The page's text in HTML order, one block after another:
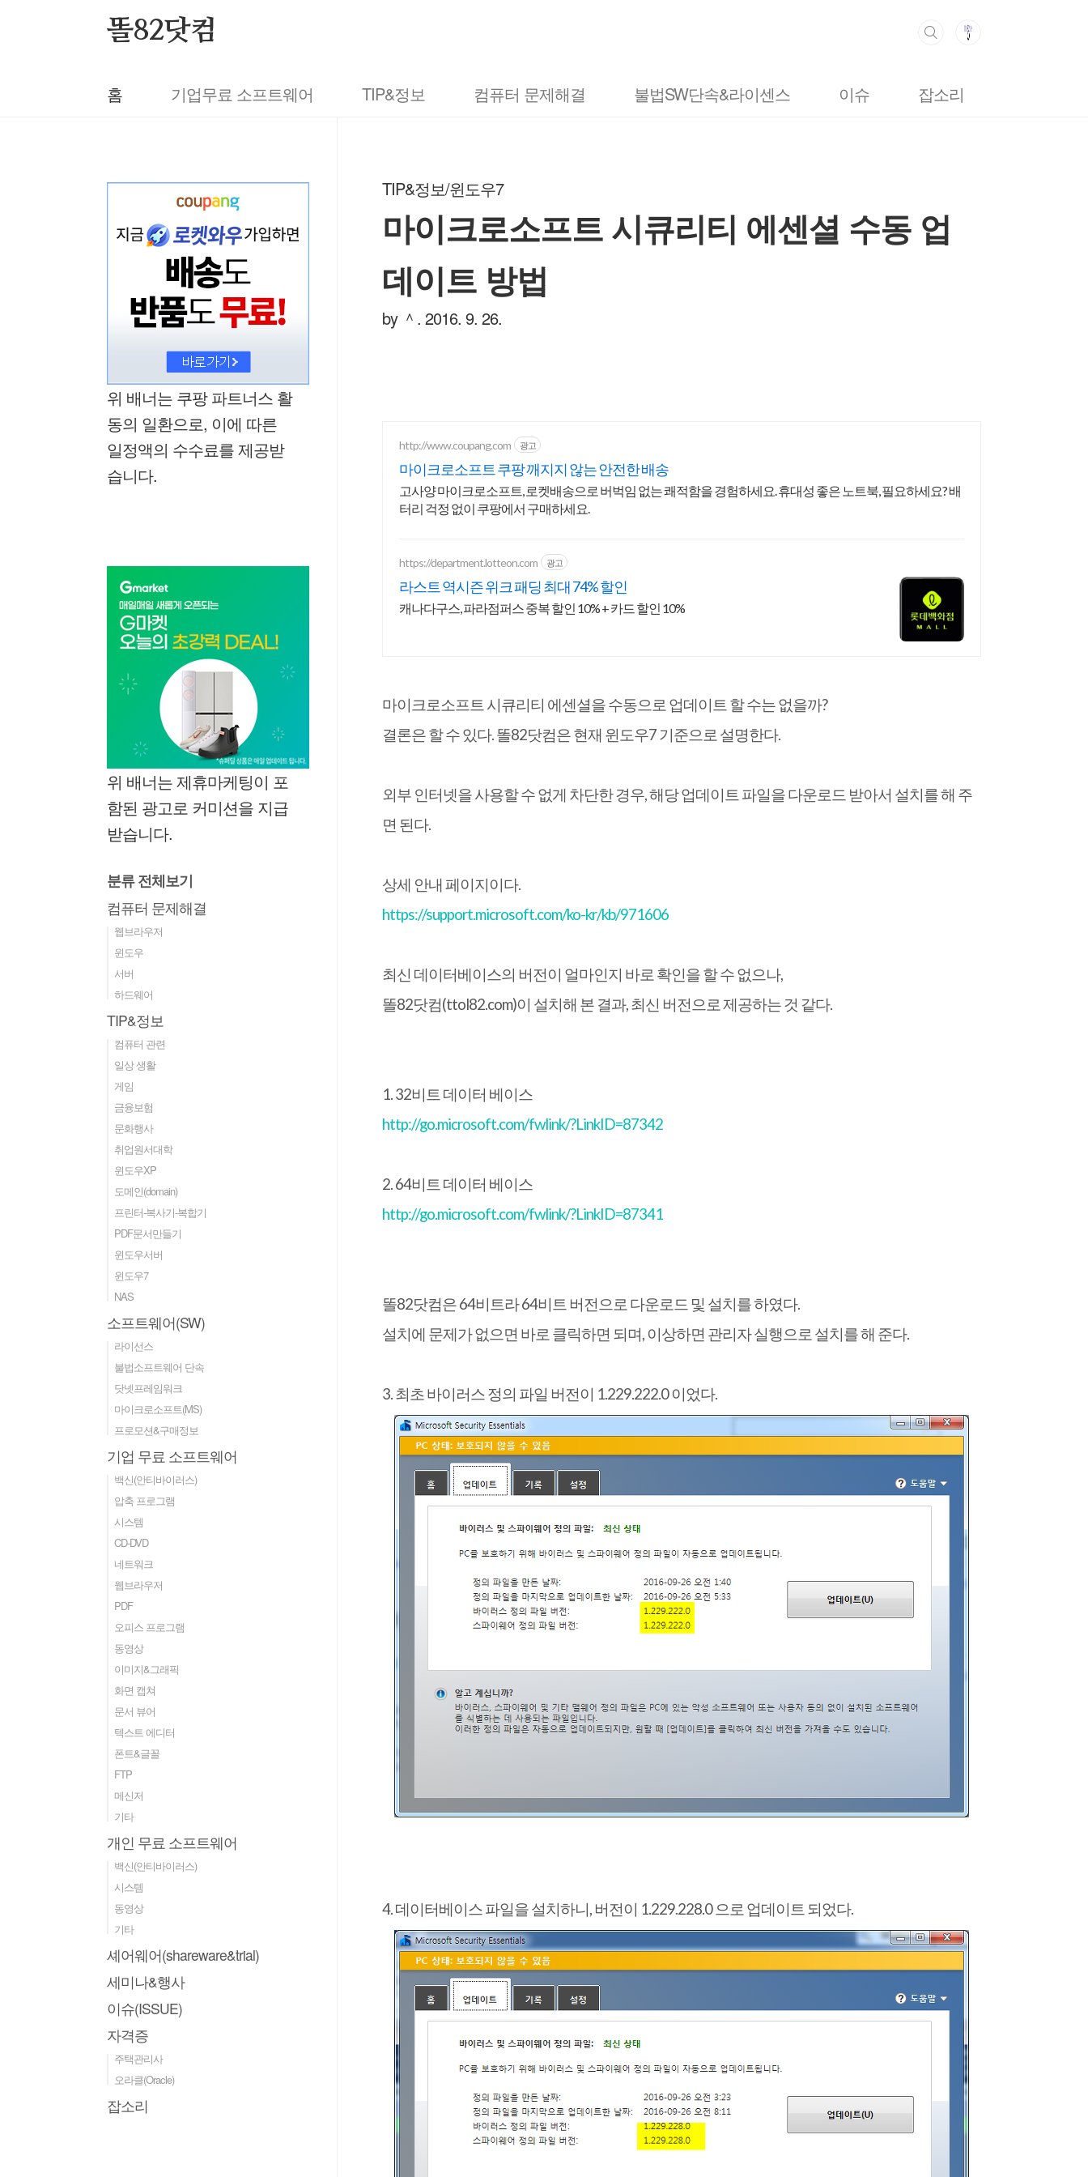
똘82닷컴
홈 기업무료 소프트웨어 TIP&정보 컴퓨터 문제해결 불법SW단속&라이센스 이슈 잡소리
TIP&정보/윈도우7
마이크로소프트 시큐리티 에센셜 수동 업
데이트 방법
by ＾. 2016. 9. 26.
http://www.coupang.com 광고
마이크로소프트 쿠팡 깨지지 않는 안전한 배송
고사양 마이크로소프트, 로켓배송으로 버벅임 없는 쾌적함을 경험하세요. 휴대성 좋은 노트북, 필요하세요? 배
터리 걱정 없이 쿠팡에서 구매하세요.
https://department.lotteon.com 광고
라스트 역시즌 위크 패딩 최대 74% 할인
캐나다구스, 파라점퍼스 중복 할인 10% + 카드 할인 10%
마이크로소프트 시큐리티 에센셜을 수동으로 업데이트 할 수는 없을까?
결론은 할 수 있다. 똘82닷컴은 현재 윈도우7 기준으로 설명한다.
외부 인터넷을 사용할 수 없게 차단한 경우, 해당 업데이트 파일을 다운로드 받아서 설치를 해 주
면 된다.
상세 안내 페이지이다.
https://support.microsoft.com/ko-kr/kb/971606
최신 데이터베이스의 버전이 얼마인지 바로 확인을 할 수 없으나,
똘82닷컴(ttol82.com)이 설치해 본 결과, 최신 버전으로 제공하는 것 같다.
1. 32비트 데이터 베이스
http://go.microsoft.com/fwlink/?LinkID=87342
2. 64비트 데이터 베이스
http://go.microsoft.com/fwlink/?LinkID=87341
똘82닷컴은 64비트라 64비트 버전으로 다운로드 및 설치를 하였다.
설치에 문제가 없으면 바로 클릭하면 되며, 이상하면 관리자 실행으로 설치를 해 준다.
3. 최초 바이러스 정의 파일 버전이 1.229.222.0 이었다.
4. 데이터베이스 파일을 설치하니, 버전이 1.229.228.0 으로 업데이트 되었다.
위 배너는 쿠팡 파트너스 활
동의 일환으로, 이에 따른
일정액의 수수료를 제공받
습니다.
위 배너는 제휴마케팅이 포
함된 광고로 커미션을 지급
받습니다.
분류 전체보기
컴퓨터 문제해결
웹브라우저
윈도우
서버
하드웨어
TIP&정보
컴퓨터 관련
일상 생활
게임
금융보험
문화행사
취업원서대학
윈도우XP
도메인(domain)
프린터-복사기-복합기
PDF문서만들기
윈도우서버
윈도우7
NAS
소프트웨어(SW)
라이선스
불법소프트웨어 단속
닷넷프레임워크
마이크로소프트(MS)
프로모션&구매정보
기업 무료 소프트웨어
백신(안티바이러스)
압축 프로그램
시스템
CD-DVD
네트워크
웹브라우저
PDF
오피스 프로그램
동영상
이미지&그래픽
화면 캡쳐
문서 뷰어
텍스트 에디터
폰트&글꼴
FTP
메신저
기타
개인 무료 소프트웨어
백신(안티바이러스)
시스템
동영상
기타
셰어웨어(shareware&trial)
세미나&행사
이슈(ISSUE)
자격증
주택관리사
오라클(Oracle)
잡소리